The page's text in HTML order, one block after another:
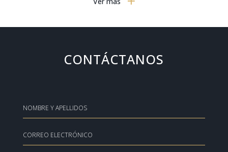
GOURMET
NOTICIAS
PORTADA
TECNOLOGÍA EN EL HOGAR
INTERIORISMO
CONTÁCTANOS